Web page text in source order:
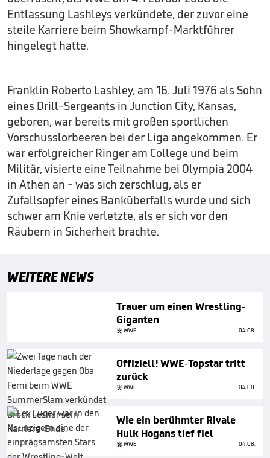
Entlassung Lashleys verkündete, der zuvor eine
steile Karriere beim Showkampf-Marktführer
hingelegt hatte.
Franklin Roberto Lashley, am 16. Juli 1976 als Sohn
eines Drill-Sergeants in Junction City, Kansas,
geboren, war bereits mit großen sportlichen
Vorschusslorbeeren bei der Liga angekommen. Er
war erfolgreicher Ringer am College und beim
Militär, visierte eine Teilnahme bei Olympia 2004
in Athen an - was sich zerschlug, als er
Zufallsopfer eines Banküberfalls wurde und sich
schwer am Knie verletzte, als er sich vor den
Räubern in Sicherheit brachte.
WEITERE NEWS
Trauer um einen Wrestling-
Giganten
WWE 04.08.
Offiziell! WWE-Topstar tritt
zurück
WWE 04.08.
Wie ein berühmter Rivale
Hulk Hogans tief fiel
WWE 04.08.